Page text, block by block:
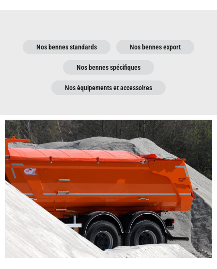
Nos bennes standards Nos bennes export
Nos bennes spécifiques
Nos équipements et accessoires